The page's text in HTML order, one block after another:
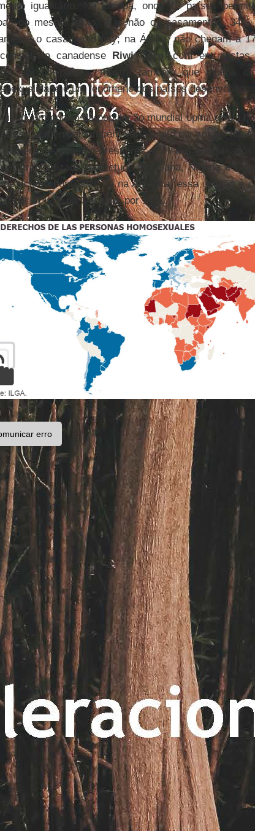
igualitário. Na Europa, onde 12 países
do mesmo sexo, mas não os casamentos, 34%
o casamento gay; na África, não chegam a
canadense Riwi Corp , com
em 65 países, mostra também que muitos
é um fenômeno dos países desenvolvidos.
um quarto da população mundial opina que a
Esse percentual também varia muito por zonas. Na
número de países repressores, 45% dos
criminalizada (sobretudo em Gana, Nigéria e
de acordo com isso. Já na América, essa opinião é
por 17%, e na Oceania, por 14%.
erro